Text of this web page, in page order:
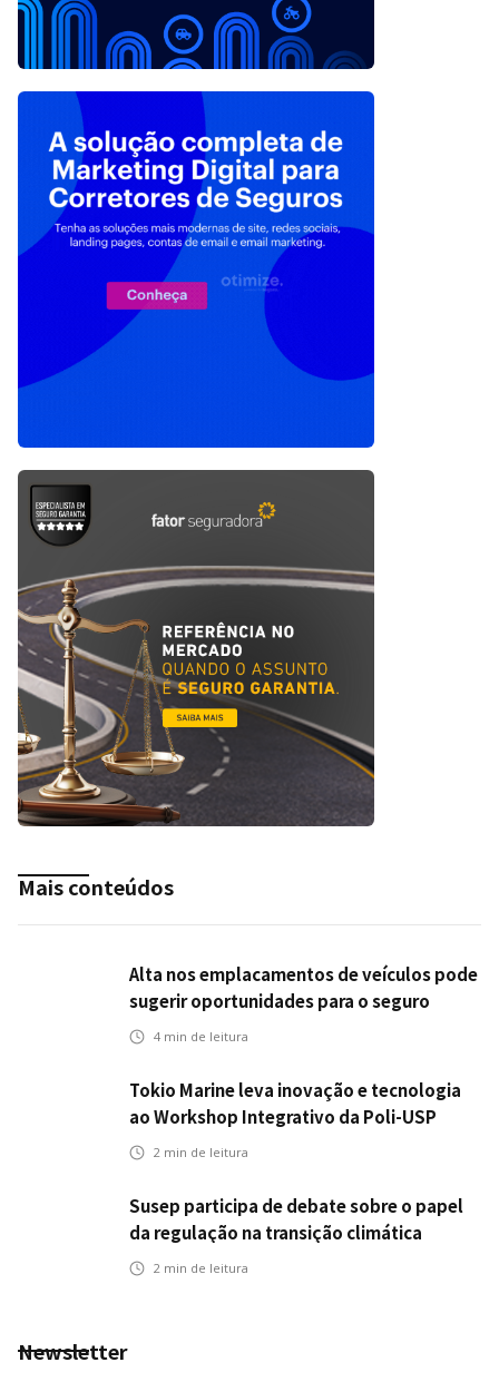
Mais conteúdos
Alta nos emplacamentos de veículos pode
sugerir oportunidades para o seguro
automotivo
4 min de leitura
Tokio Marine leva inovação e tecnologia
ao Workshop Integrativo da Poli-USP
2 min de leitura
Susep participa de debate sobre o papel
da regulação na transição climática
2 min de leitura
Newsletter